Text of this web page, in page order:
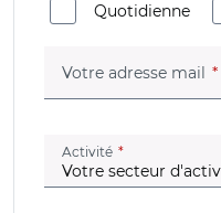
Quotidienne
Votre adresse mail
Activité (champ